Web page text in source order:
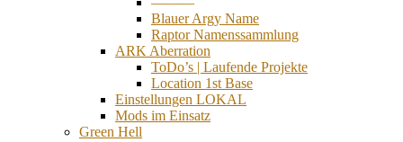
Blauer Argy Name
Raptor Namenssammlung
ARK Aberration
ToDo’s | Laufende Projekte
Location 1st Base
Einstellungen LOKAL
Mods im Einsatz
Green Hell